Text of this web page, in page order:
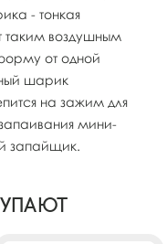
- тонкая
таким воздушным
от одной
шарик
на зажим для
мини-
запайщик.